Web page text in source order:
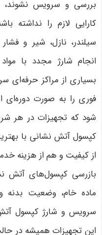
بررسی و سرویس
کارایی لازم را نداشته
سیلندر، نازل، شیر و
انجام شارژ مجدد با
بسیاری از مراکز
فوری را به صورت دوره‌ای
شود که تجهیزات در هر
کپسول آتش نشانی با
از کیفیت و هم از هزینه
بازرسی کپسول‌های آتش
ماده خام، وضعیت بدنه
سرویس و شارژ کپسول
این تجهیزات همیشه در